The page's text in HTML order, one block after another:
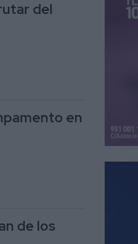
del
en
de los